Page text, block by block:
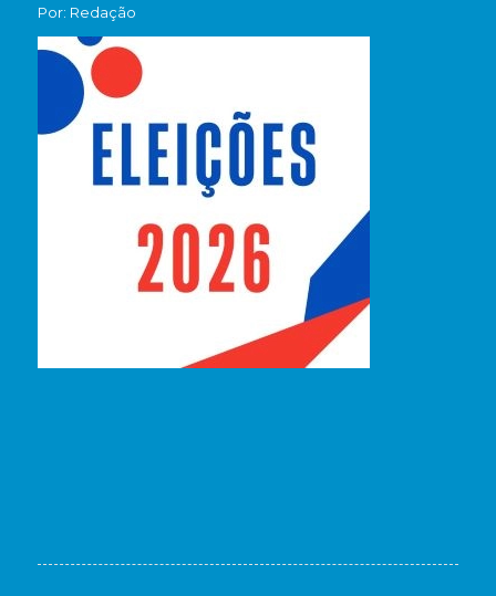
Por: Redação